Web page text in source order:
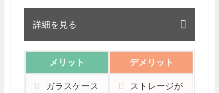
詳細を見る
メリット デメリット
ガラスケース
ストレージが